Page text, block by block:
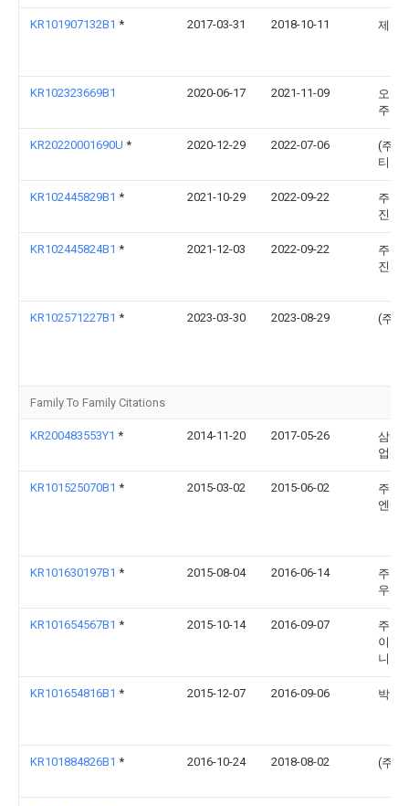
KR101907132B1 * 2017-03-31 2018-10-11 제정
KR102323669B1 2020-06-17 2021-11-09
오케
주식
KR20220001690U * 2020-12-29 2022-07-06
(주)
티
KR102445829B1 * 2021-10-29 2022-09-22
주식
진알
KR102445824B1 * 2021-12-03 2022-09-22
주식
진알
KR102571227B1 * 2023-03-30 2023-08-29 (주)
Family To Family Citations
KR200483553Y1 * 2014-11-20 2017-05-26
삼산
업(주)
KR101525070B1 * 2015-03-02 2015-06-02
주식
엔에
KR101630197B1 * 2015-08-04 2016-06-14
주식
우시
KR101654567B1 * 2015-10-14 2016-09-07
주식
이엠
니어
KR101654816B1 * 2015-12-07 2016-09-06 박정
KR101884826B1 * 2016-10-24 2018-08-02 (주)